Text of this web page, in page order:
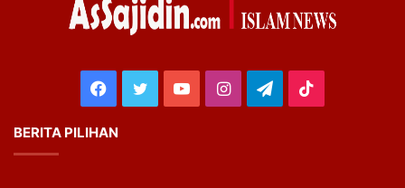
Facebook
TwitterYouTubeInstagram
Telegram
BERITA PILIHAN